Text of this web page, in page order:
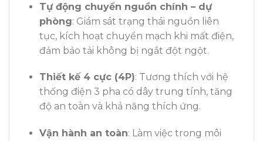
Tự động chuyển nguồn chính – dự
phòng: Giám sát trạng thái nguồn liên
tục, kích hoạt chuyển mạch khi mất điện,
đảm bảo tải không bị ngắt đột ngột.
Thiết kế 4 cực (4P): Tương thích với hệ
thống điện 3 pha có dây trung tính, tăng
độ an toàn và khả năng thích ứng.
Vận hành an toàn: Làm việc trong môi